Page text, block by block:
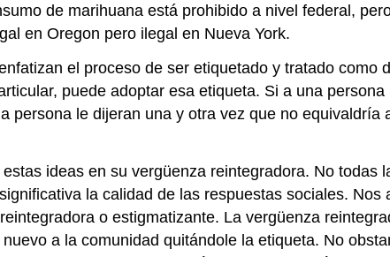
de marihuana está prohibido a nivel federal,
en Oregon pero ilegal en Nueva York.
el proceso de ser etiquetado y tratado
puede adoptar esa etiqueta. Si a una
persona le dijeran una y otra vez que no
ideas en su vergüenza reintegradora. No
la calidad de las respuestas sociales.
o estigmatizante. La vergüenza
a la comunidad quitándole la etiqueta. No